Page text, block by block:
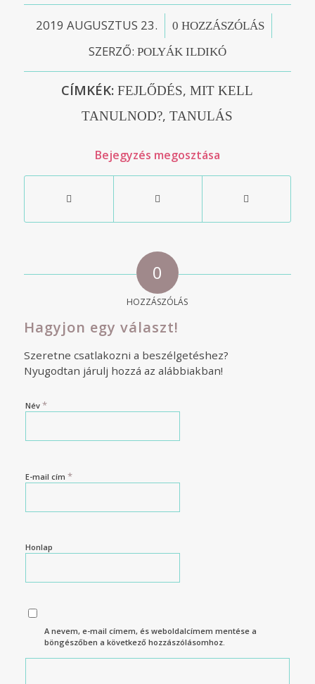
2019 AUGUSZTUS 23.
/ 0 HOZZÁSZÓLÁS
/
SZERZŐ: POLYÁK ILDIKÓ
CÍMKÉK: FEJLŐDÉS,MIT KELL
TANULNOD?,TANULÁS
Bejegyzés megosztása
0
HOZZÁSZÓLÁS
Hagyjon egy választ!
Szeretne csatlakozni a beszélgetéshez?
Nyugodtan járulj hozzá az alábbiakban!
Név *
E-mail cím *
Honlap
A nevem, e-mail címem, és weboldalcímem mentése a
böngészőben a következő hozzászólásomhoz.